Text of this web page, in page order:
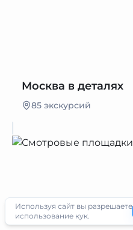
Москва в деталях
85 экскурсий
Используя сайт вы разрешаете
использование кук.